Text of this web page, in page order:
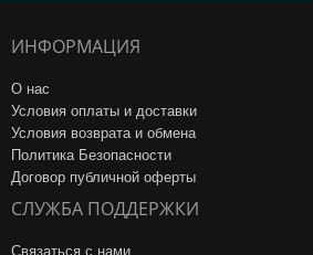
ИНФОРМАЦИЯ
О нас
Условия оплаты и доставки
Условия возврата и обмена
Политика Безопасности
Договор публичной оферты
СЛУЖБА ПОДДЕРЖКИ
Связаться с нами